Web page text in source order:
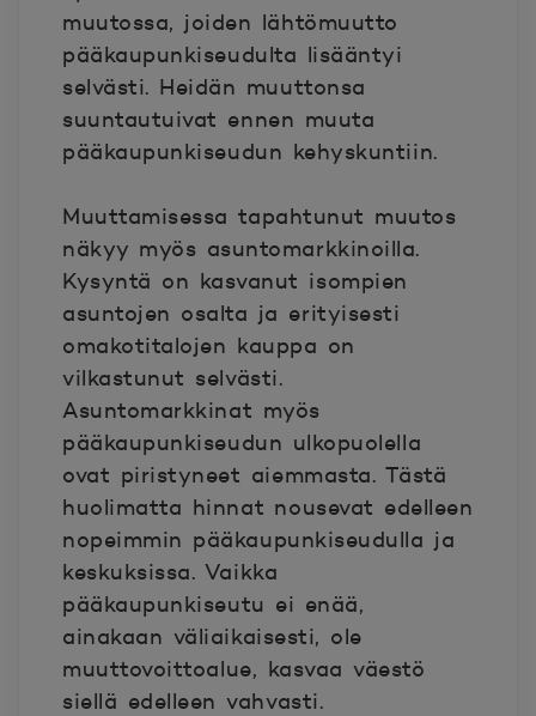
muutossa, joiden lähtömuutto
pääkaupunkiseudulta lisääntyi
selvästi. Heidän muuttonsa
suuntautuivat ennen muuta
pääkaupunkiseudun kehyskuntiin.
Muuttamisessa tapahtunut muutos
näkyy myös asuntomarkkinoilla.
Kysyntä on kasvanut isompien
asuntojen osalta ja erityisesti
omakotitalojen kauppa on
vilkastunut selvästi.
Asuntomarkkinat myös
pääkaupunkiseudun ulkopuolella
ovat piristyneet aiemmasta. Tästä
huolimatta hinnat nousevat edelleen
nopeimmin pääkaupunkiseudulla ja
keskuksissa. Vaikka
pääkaupunkiseutu ei enää,
ainakaan väliaikaisesti, ole
muuttovoittoalue, kasvaa väestö
siellä edelleen vahvasti.